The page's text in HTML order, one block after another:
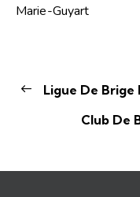
Marie-Guyart
Ligue De Brige
Club De